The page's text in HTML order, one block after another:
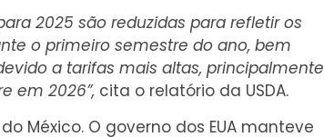
2025 são reduzidas para refletir os
o primeiro semestre do ano, bem
a tarifas mais altas, principalmente
em 2026”, cita o relatório da USDA.
México. O governo dos EUA manteve